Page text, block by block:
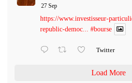
27 Sep
https://www.investisseur-
republic-democ...
#bourse
Twitter
Load More